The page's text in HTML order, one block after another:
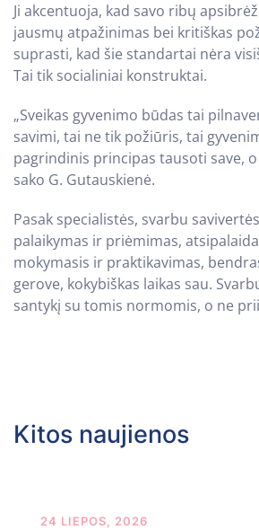
Ji akcentuoja, kad savo ribų
jausmų atpažinimas bei kritiškas
suprasti, kad šie standartai nėra
Tai tik socialiniai konstruktai.
„Sveikas gyvenimo būdas tai
savimi, tai ne tik požiūris, tai
pagrindinis principas tausoti save, o
sako G. Gutauskienė.
Pasak specialistės, svarbu
palaikymas ir priėmimas,
mokymasis ir praktikavimas,
gerove, kokybiškas laikas sau.
santykį su tomis normomis, o ne
Kitos naujienos
24 LIEPOS, 2026